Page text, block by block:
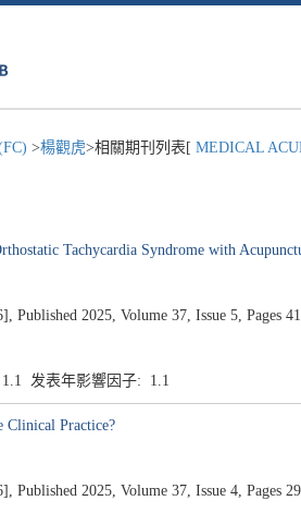
>楊觀虎>相關期刊列表[ MEDICAL
Tachycardia Syndrome with
2025, Volume 37, Issue 5, Pages
发表年影響因子: 1.1
Clinical Practice?
2025, Volume 37, Issue 4, Pages